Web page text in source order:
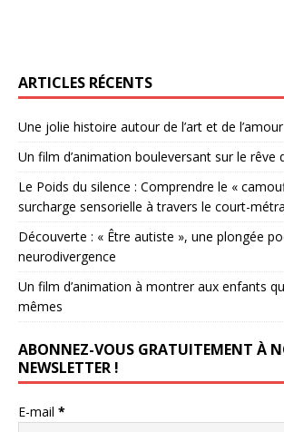
ARTICLES RÉCENTS
Une jolie histoire autour de l’art et de l’amour
Un film d’animation bouleversant sur le rêve
Le Poids du silence : Comprendre le «
surcharge sensorielle à travers le court-
Découverte : « Être autiste », une plongée
neurodivergence
Un film d’animation à montrer aux enfants
mêmes
ABONNEZ-VOUS GRATUITEMENT À
NEWSLETTER !
E-mail *